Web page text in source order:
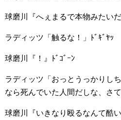
球磨川『へぇまるで本物みたい
ラディッツ「触るな！」ﾄﾞｷﾞﾔｯ
球磨川『！』ﾄﾞｺﾞｰﾝ
ラディッツ「おっとうっかりし
なら死んでいた人間だしな、さ
球磨川『いきなり殴るなんて酷い